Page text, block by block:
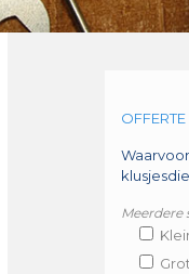
Meerdere